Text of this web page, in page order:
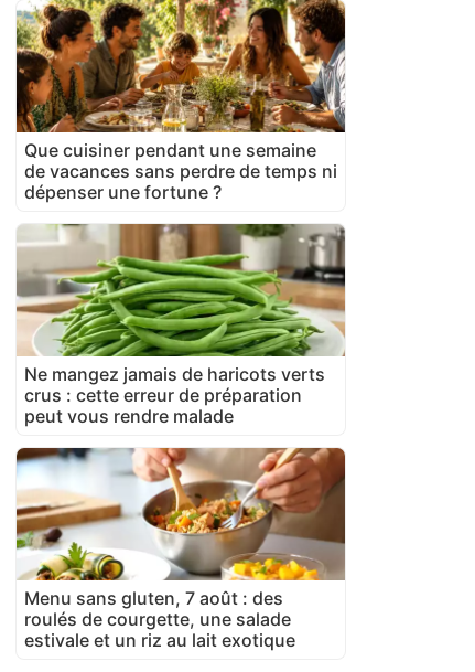
Que cuisiner pendant une semaine
de vacances sans perdre de temps ni
dépenser une fortune ?
Ne mangez jamais de haricots verts
crus : cette erreur de préparation
peut vous rendre malade
Menu sans gluten, 7 août : des
roulés de courgette, une salade
estivale et un riz au lait exotique